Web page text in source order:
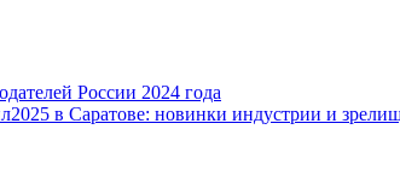
России 2024 года
в Саратове: новинки индустрии и